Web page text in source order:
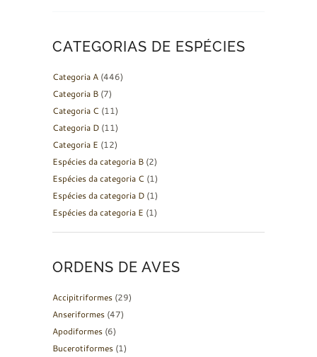
CATEGORIAS DE ESPÉCIES
Categoria A (446)
Categoria B (7)
Categoria C (11)
Categoria D (11)
Categoria E (12)
Espécies da categoria B (2)
Espécies da categoria C (1)
Espécies da categoria D (1)
Espécies da categoria E (1)
ORDENS DE AVES
Accipitriformes (29)
Anseriformes (47)
Apodiformes (6)
Bucerotiformes (1)